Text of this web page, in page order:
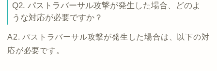
Q2. パストラバーサル攻撃が発生した場合、どのよ
うな対応が必要ですか？
A2. パストラバーサル攻撃が発生した場合は、以下の対
応が必要です。